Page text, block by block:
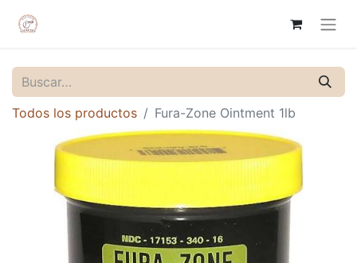
Todos los productos Fura-Zone Ointment 1lb